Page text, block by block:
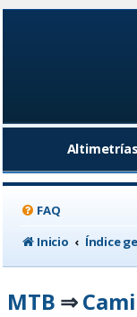
Altimetrías
FAQ
Inicio
Índice
MTB ⇒